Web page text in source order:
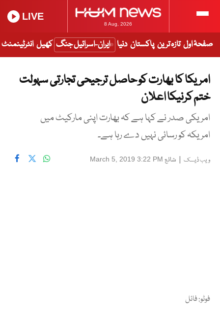
8 Aug, 2026
LIVE
صفحۂ اول تازہ ترین پاکستان دنیا ایران-اسرائیل جنگ کھیل انٹرٹینمنٹ
امریکا کا بھارت کو حاصل ترجیحی تجارتی سہولت
ختم کرنیکا اعلان
امریکی صدر نے کہا ہے کہ بھارت اپنی مارکیٹ میں
امریکہ کو رسائی نہیں دے رہا ہے۔
ویب ڈیسک | شائع March 5, 2019 3:22 PM
فوٹو: فائل